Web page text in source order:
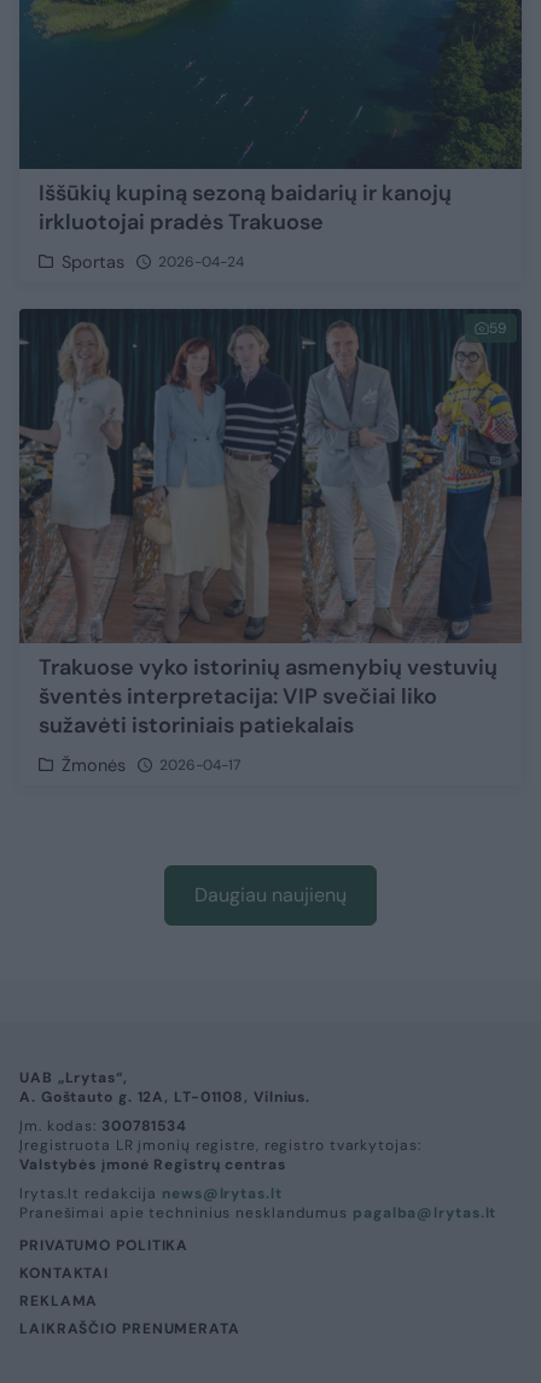
Iššūkių kupiną sezoną baidarių ir kanojų
irkluotojai pradės Trakuose
Sportas 2026-04-24
59
Trakuose vyko istorinių asmenybių vestuvių
šventės interpretacija: VIP svečiai liko
sužavėti istoriniais patiekalais
Žmonės 2026-04-17
Daugiau naujienų
UAB „Lrytas“,
A. Goštauto g. 12A, LT-01108, Vilnius.
Įm. kodas: 300781534
Įregistruota LR įmonių registre, registro tvarkytojas:
Valstybės įmonė Registrų centras
lrytas.lt redakcija news@lrytas.lt
Pranešimai apie techninius nesklandumus pagalba@lrytas.lt
PRIVATUMO POLITIKA
KONTAKTAI
REKLAMA
LAIKRAŠČIO PRENUMERATA